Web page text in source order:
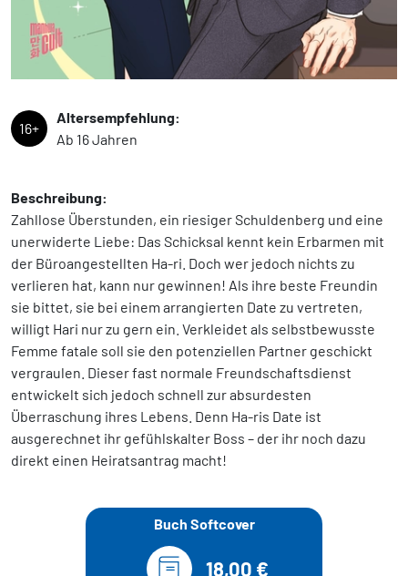
16+
Altersempfehlung:
Ab 16 Jahren
Beschreibung:
Zahllose Überstunden, ein riesiger Schuldenberg und eine
unerwiderte Liebe: Das Schicksal kennt kein Erbarmen mit
der Büroangestellten Ha-ri. Doch wer jedoch nichts zu
verlieren hat, kann nur gewinnen! Als ihre beste Freundin
sie bittet, sie bei einem arrangierten Date zu vertreten,
willigt Hari nur zu gern ein. Verkleidet als selbstbewusste
Femme fatale soll sie den potenziellen Partner geschickt
vergraulen. Dieser fast normale Freundschaftsdienst
entwickelt sich jedoch schnell zur absurdesten
Überraschung ihres Lebens. Denn Ha-ris Date ist
ausgerechnet ihr gefühlskalter Boss – der ihr noch dazu
direkt einen Heiratsantrag macht!
Buch Softcover
18,00 €